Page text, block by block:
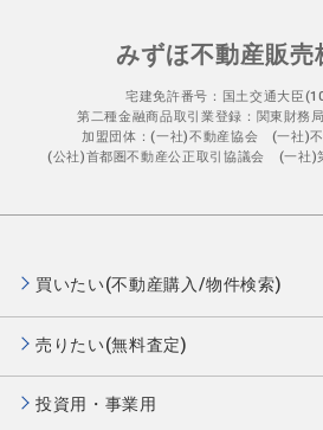
みずほ不動産販売
宅建免許番号：国土交通大臣
第二種金融商品取引業登録：関東財務
加盟団体：(一社)不動産協会 (一社)
(公社)首都圏不動産公正取引協議会 (一社)
買いたい(不動産購入/物件検索)
売りたい(無料査定)
投資用・事業用